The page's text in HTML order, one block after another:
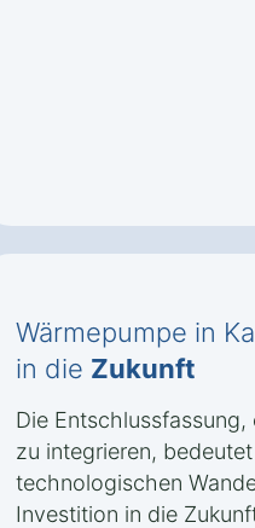
Wärmepumpe in
in die Zukunft
Die
zu integrieren,
technologischen
Investition in die